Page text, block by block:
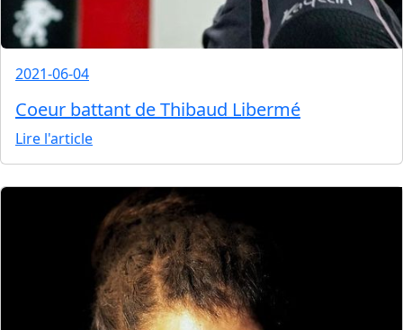
2021-06-04
Coeur battant de Thibaud Libermé
Lire l'article